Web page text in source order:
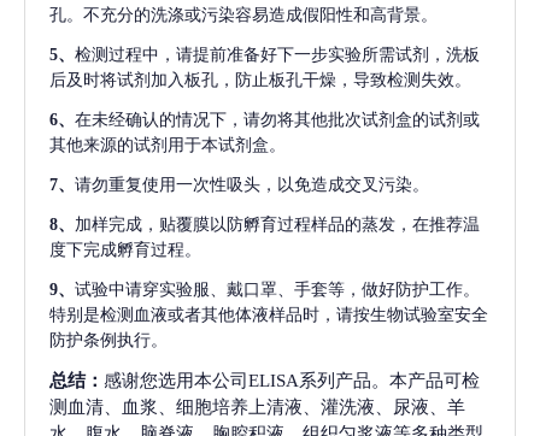
孔。不充分的洗涤或污染容易造成假阳性和高背景。
5、 检测过程中，请提前准备好下一步实验所需试剂，洗板
后及时将试剂加入板孔，防止板孔干燥，导致检测失效。
6、 在未经确认的情况下，请勿将其他批次试剂盒的试剂或
其他来源的试剂用于本试剂盒。
7、 请勿重复使用一次性吸头，以免造成交叉污染。
8、 加样完成，贴覆膜以防孵育过程样品的蒸发，在推荐温
度下完成孵育过程。
9、 试验中请穿实验服、戴口罩、手套等，做好防护工作。
特别是检测血液或者其他体液样品时，请按生物试验室安全
防护条例执行。
总结： 感谢您选用本公司ELISA系列产品。本产品可检
测血清、血浆、细胞培养上清液、灌洗液、尿液、羊